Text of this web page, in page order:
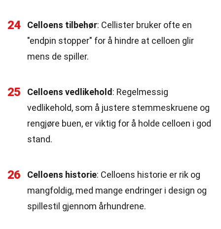
24 Celloens tilbehør: Cellister bruker ofte en
"endpin stopper" for å hindre at celloen glir
mens de spiller.
25 Celloens vedlikehold : Regelmessig
vedlikehold, som å justere stemmeskruene og
rengjøre buen, er viktig for å holde celloen i god
stand.
26 Celloens historie: Celloens historie er rik og
mangfoldig, med mange endringer i design og
spillestil gjennom århundrene.